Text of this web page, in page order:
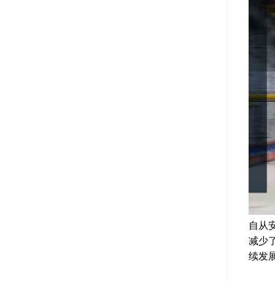
自从
减少
续发